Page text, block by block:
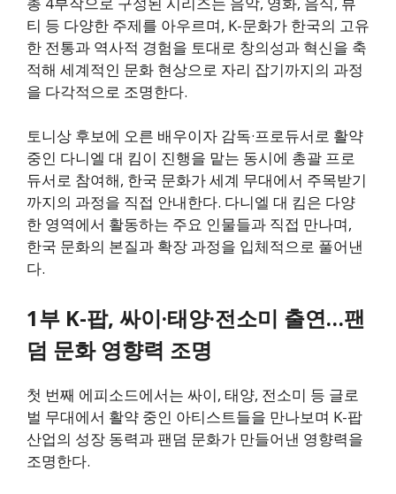
티 등 다양한 주제를 아우르며, K-문화가 한국의 고유
한 전통과 역사적 경험을 토대로 창의성과 혁신을 축
적해 세계적인 문화 현상으로 자리 잡기까지의 과정
을 다각적으로 조명한다.
토니상 후보에 오른 배우이자 감독·프로듀서로 활약
중인 다니엘 대 킴이 진행을 맡는 동시에 총괄 프로
듀서로 참여해, 한국 문화가 세계 무대에서 주목받기
까지의 과정을 직접 안내한다. 다니엘 대 킴은 다양
한 영역에서 활동하는 주요 인물들과 직접 만나며,
한국 문화의 본질과 확장 과정을 입체적으로 풀어낸
다.
1부 K-팝, 싸이·태양·전소미 출연…팬
덤 문화 영향력 조명
첫 번째 에피소드에서는 싸이, 태양, 전소미 등 글로
벌 무대에서 활약 중인 아티스트들을 만나보며 K-팝
산업의 성장 동력과 팬덤 문화가 만들어낸 영향력을
조명한다.